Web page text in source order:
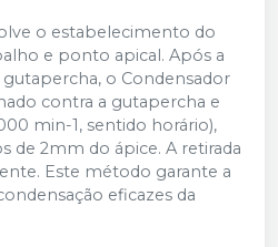
o estabelecimento do
e ponto apical. Após a
o Condensador
contra a gutapercha e
min-1, sentido horário),
de 2mm do ápice. A retirada
Este método garante a
eficazes da